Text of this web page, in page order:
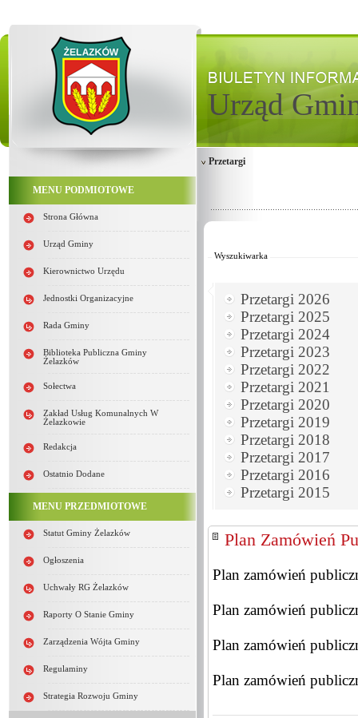
Urząd
MENU PODMIOTOWE
Strona Główna
Urząd Gminy
Kierownictwo Urzędu
Jednostki Organizacyjne
Rada Gminy
Biblioteka Publiczna Gminy
Żelazków
Sołectwa
Zakład Usług Komunalnych W
Żelazkowie
Redakcja
Ostatnio Dodane
MENU PRZEDMIOTOWE
Statut Gminy Żelazków
Ogłoszenia
Uchwały RG Żelazków
Raporty O Stanie Gminy
Zarządzenia Wójta Gminy
Regulaminy
Strategia Rozwoju Gminy
Przetargi
Wyszukiwarka
Przetargi 2026
Przetargi 2025
Przetargi 2024
Przetargi 2023
Przetargi 2022
Przetargi 2021
Przetargi 2020
Przetargi 2019
Przetargi 2018
Przetargi 2017
Przetargi 2016
Przetargi 2015
Plan Zamówień
Plan zamówień
Plan zamówień
Plan zamówień
Plan zamówień